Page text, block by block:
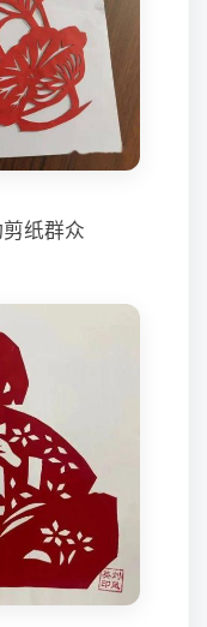
纸群众